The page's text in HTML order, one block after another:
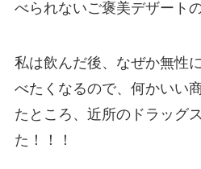
べられないご褒美デザート
私は飲んだ後、なぜか無性
べたくなるので、何かいい
たところ、近所のドラッグ
た！！！